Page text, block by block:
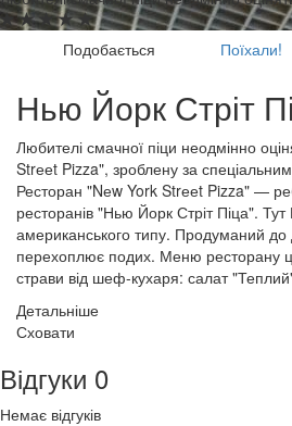
Подобається Поїхали!
Нью Йорк Стріт
Любителі смачної піци неодмінно
Strееt Pizza", зроблену за
Ресторан "Nеw York Strееt Pizza" —
ресторанів "Нью Йорк Стріт Піца".
американського типу. Продуманий до
перехоплює подих. Меню ресторану
страви від шеф-кухаря: салат
Детальніше
Сховати
Відгуки 0
Немає відгуків